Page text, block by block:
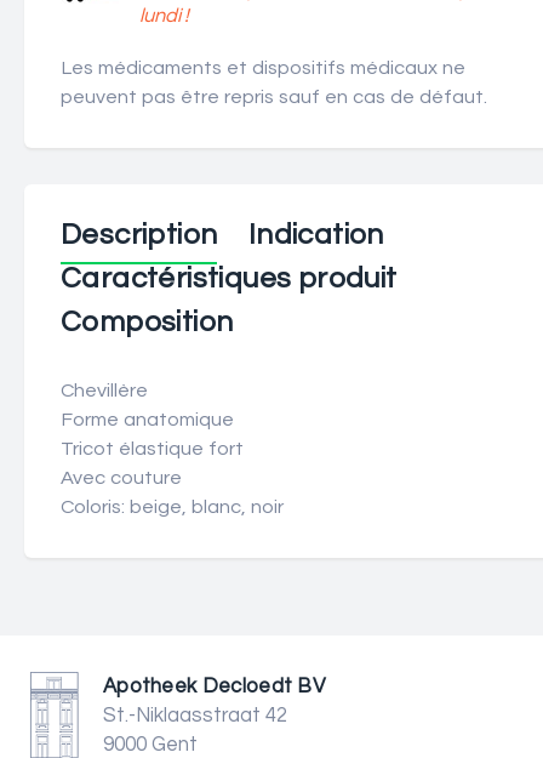
lundi !
Les médicaments et dispositifs médicaux ne
peuvent pas être repris sauf en cas de défaut.
Description
Indication
Caractéristiques produit
Composition
Chevillère
Forme anatomique
Tricot élastique fort
Avec couture
Coloris: beige, blanc, noir
Apotheek Decloedt BV
St.-Niklaasstraat 42
9000 Gent